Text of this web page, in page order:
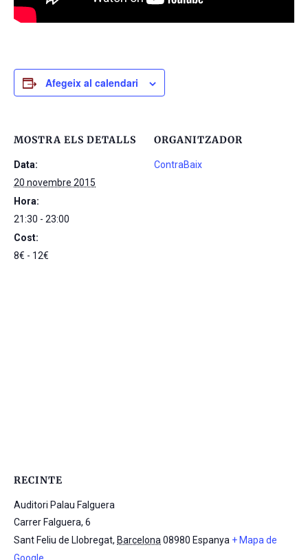
Afegeix al calendari
MOSTRA ELS DETALLS
Data:
20 novembre 2015
Hora:
21:30 - 23:00
Cost:
8€ - 12€
ORGANITZADOR
ContraBaix
RECINTE
Auditori Palau Falguera
Carrer Falguera, 6
Sant Feliu de Llobregat, Barcelona 08980 Espanya + Mapa de